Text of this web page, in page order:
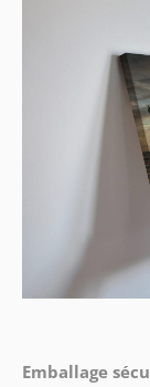
Emballage